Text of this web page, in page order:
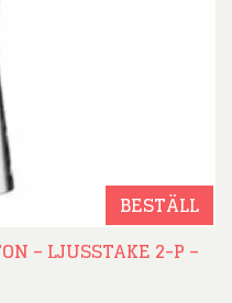
BESTÄLL
– LJUSSTAKE 2-P –